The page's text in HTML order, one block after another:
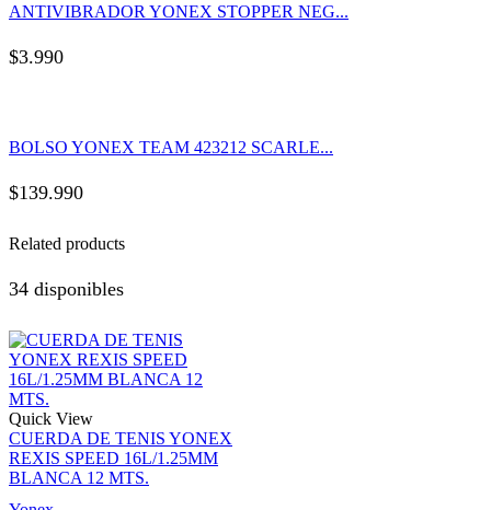
ANTIVIBRADOR YONEX STOPPER NEG...
$3.990
BOLSO YONEX TEAM 423212 SCARLE...
$139.990
Related products
34 disponibles
Quick View
CUERDA DE TENIS YONEX
REXIS SPEED 16L/1.25MM
BLANCA 12 MTS.